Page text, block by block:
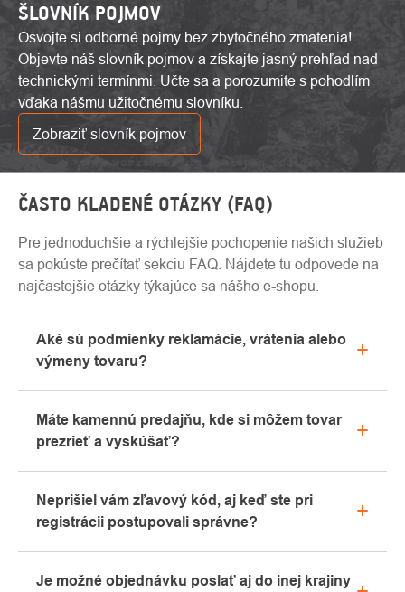
ŠLOVNÍK POJMOV
Osvojte si odborné pojmy bez zbytočného zmätenia!
Objevte náš slovník pojmov a získajte jasný prehľad nad
technickými termínmi. Učte sa a porozumite s pohodlím
vďaka nášmu užitočnému slovníku.
Zobraziť slovník pojmov
ČASTO KLADENÉ OTÁZKY (FAQ)
Pre jednoduchšie a rýchlejšie pochopenie našich služieb
sa pokúste prečítať sekciu FAQ. Nájdete tu odpovede na
najčastejšie otázky týkajúce sa nášho e-shopu.
Aké sú podmienky reklamácie, vrátenia alebo
výmeny tovaru?
"Všetko o nákupe" alebo nás kontaktujte e-mailom
alebo telefonicky.
Máte kamennú predajňu, kde si môžem tovar
prezrieť a vyskúšať?
Kolíne. Radi vám tu poradíme s výberom vhodného
vybavenia, ktoré si môžete vyskúšať priamo v
Neprišiel vám zľavový kód, aj keď ste pri
registrácii postupovali správne?
záložku „hromadné“ alebo „SPAM“, veľmi často tu e-
Je možné objednávku poslať aj do inej krajiny